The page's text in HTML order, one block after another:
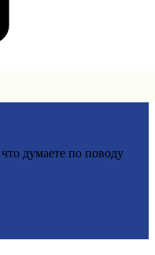
думаете по поводу